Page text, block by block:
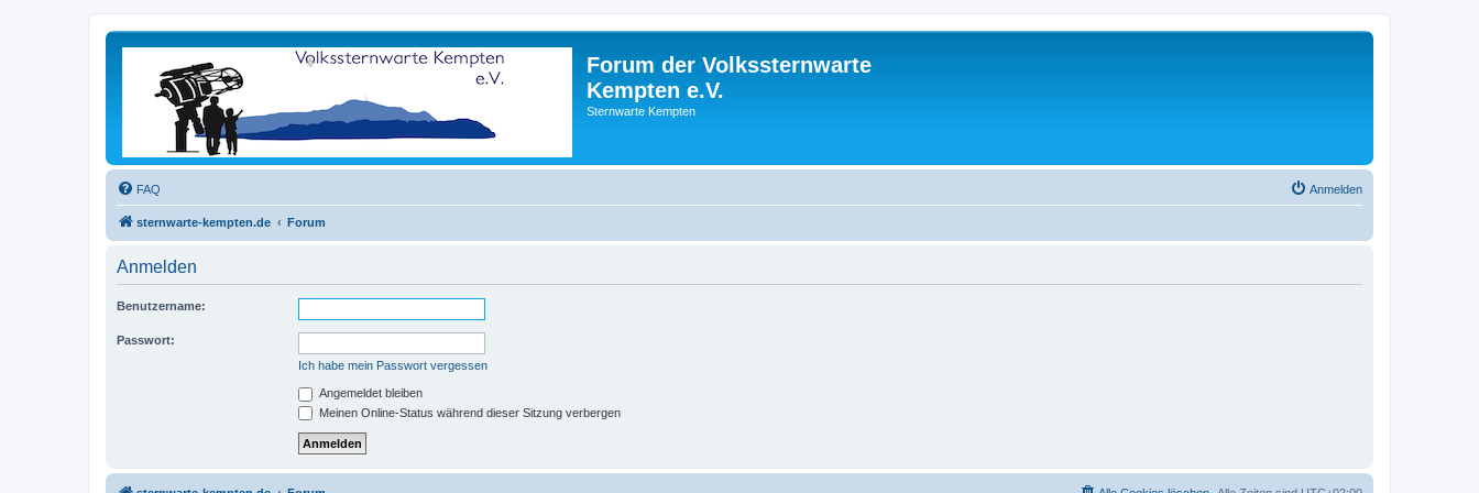
Forum der Volkssternwarte
Kempten e.V.
Sternwarte Kempten
FAQ Anmelden
sternwarte-kempten.de Forum
Anmelden
Benutzername:
Passwort:
Ich habe mein Passwort vergessen
Angemeldet bleiben
Meinen Online-Status während dieser Sitzung verbergen